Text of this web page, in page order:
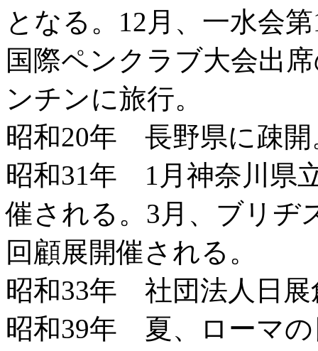
となる。12月、一水会
国際ペンクラブ大会出
ンチンに旅行。
昭和20年 長野県に疎開
昭和31年 1月神奈川県
催される。3月、ブリヂ
回顧展開催される。
昭和33年 社団法人日展
昭和39年 夏、ローマの